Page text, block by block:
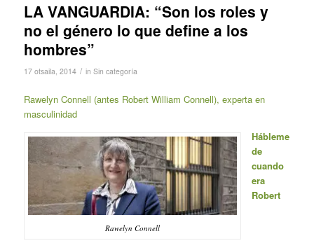
LA VANGUARDIA: “Son los roles y
no el género lo que define a los
hombres”
17 otsaila, 2014 / in Sin categoría
Rawelyn Connell (antes Robert William Connell), experta en
masculinidad
Rawelyn Connell
Hábleme
de
cuando
era
Robert